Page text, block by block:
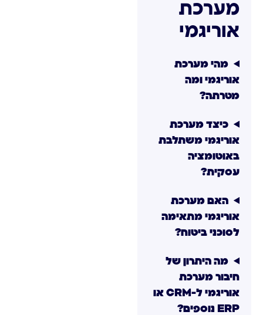
מערכת
אוריגמי
מהי מערכת
אוריגמי ומה
מטרתה?
כיצד מערכת
אוריגמי משתלבת
באוטומציה
עסקית?
האם מערכת
אוריגמי מתאימה
לסוכני ביטוח?
מה היתרון של
חיבור מערכת
אוריגמי ל-CRM או
ERP נוספים?